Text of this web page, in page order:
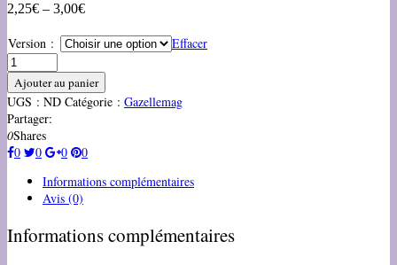
2,25€ – 3,00€
Version : Effacer
Ajouter au panier
UGS : ND Catégorie : Gazellemag
Partager:
0Shares
0
0 0
0
Informations complémentaires
Avis (0)
Informations complémentaires